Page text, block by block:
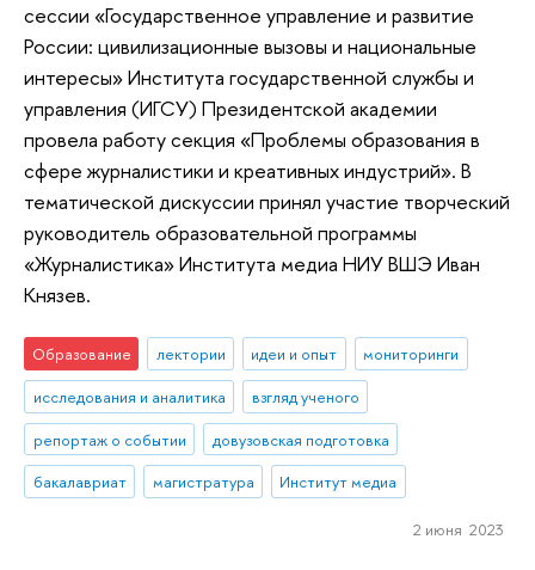
сессии «Государственное управление и развитие
России: цивилизационные вызовы и национальные
интересы» Института государственной службы и
управления (ИГСУ) Президентской академии
провела работу секция «Проблемы образования в
сфере журналистики и креативных индустрий». В
тематической дискуссии принял участие творческий
руководитель образовательной программы
«Журналистика» Института медиа НИУ ВШЭ Иван
Князев.
Образование лектории идеи и опыт
мониторинги
исследования и аналитика
взгляд ученого
репортаж о событии
довузовская подготовка
бакалавриат
магистратура Институт медиа
2 июня 2023